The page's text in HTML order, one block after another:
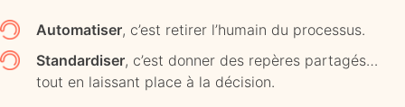
Automatiser, c’est retirer l’humain du processus.
Standardiser, c’est donner des repères partagés…
tout en laissant place à la décision.